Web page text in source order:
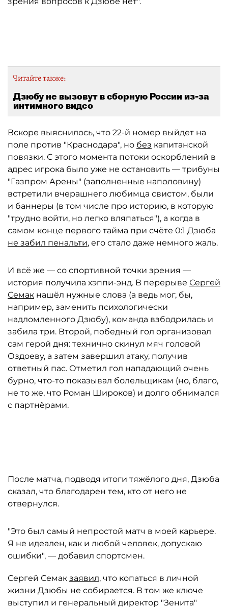
Читайте также:
Дзюбу не вызовут в сборную России из-за
интимного видео
Вскоре выяснилось, что 22-й номер выйдет на
поле против "Краснодара", но без капитанской
повязки. С этого момента потоки оскорблений в
адрес игрока было уже не остановить — трибуны
"Газпром Арены" (заполненные наполовину)
встретили вчерашнего любимца свистом, были
и баннеры (в том числе про историю, в которую
"трудно войти, но легко вляпаться"), а когда в
самом конце первого тайма при счёте 0:1 Дзюба
не забил пенальти, его стало даже немного жаль.
И всё же — со спортивной точки зрения —
история получила хэппи-энд. В перерыве Сергей
Семак нашёл нужные слова (а ведь мог, бы,
например, заменить психологически
надломленного Дзюбу), команда взбодрилась и
забила три. Второй, победный гол организовал
сам герой дня: технично скинул мяч головой
Оздоеву, а затем завершил атаку, получив
ответный пас. Отметил гол нападающий очень
бурно, что-то показывал болельщикам (но, благо,
не то же, что Роман Широков) и долго обнимался
с партнёрами.
После матча, подводя итоги тяжёлого дня, Дзюба
сказал, что благодарен тем, кто от него не
отвернулся.
"Это был самый непростой матч в моей карьере.
Я не идеален, как и любой человек, допускаю
ошибки", — добавил спортсмен.
Сергей Семак заявил, что копаться в личной
жизни Дзюбы не собирается. В том же ключе
выступил и генеральный директор "Зенита"